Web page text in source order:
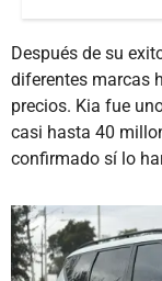
Después de su
diferentes marcas
precios. Kia fue
casi hasta 40
confirmado sí lo